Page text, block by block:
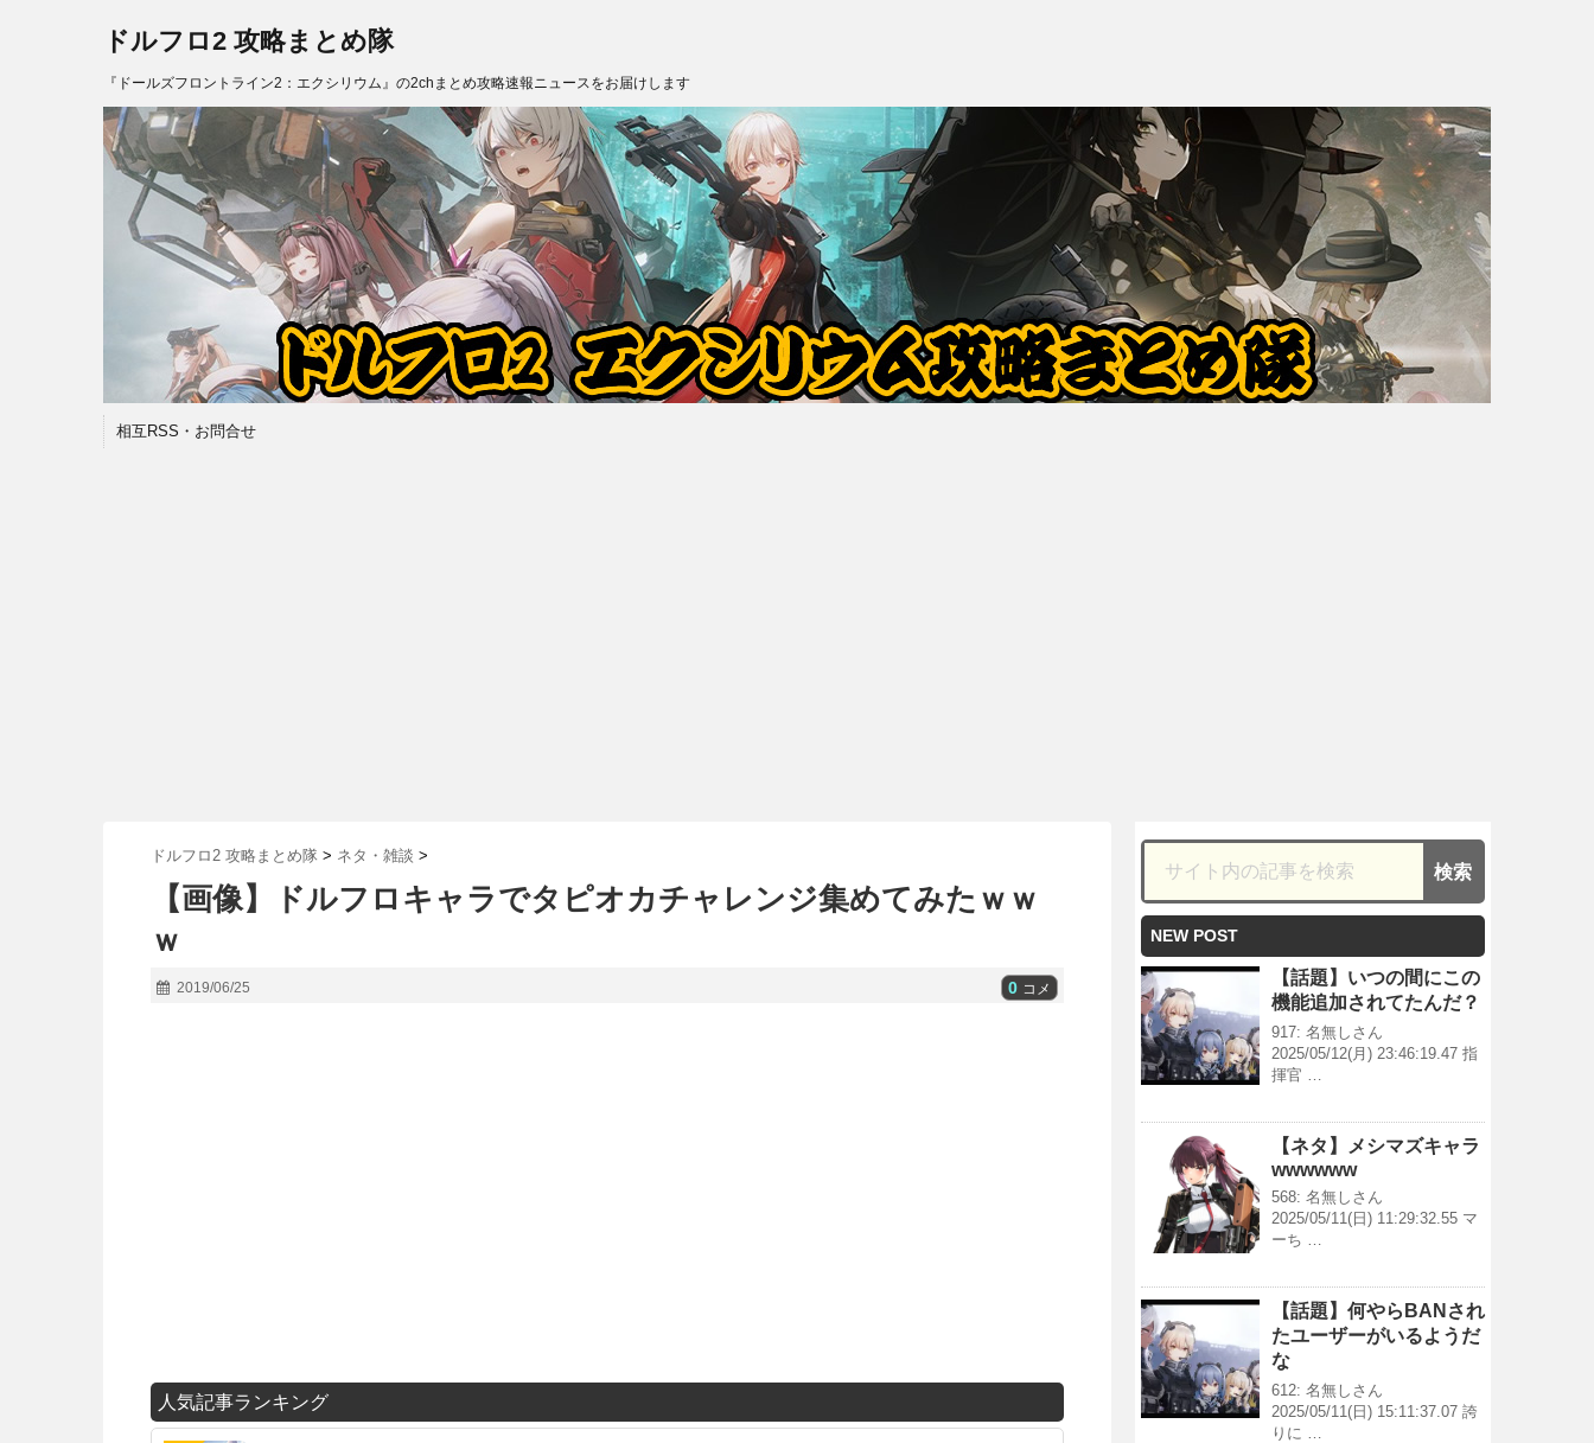
ドルフロ2 攻略まとめ隊
『ドールズフロントライン2：エクシリウム』の2chまとめ攻略速報ニュースをお届けします
相互RSS・お問合せ
ドルフロ2 攻略まとめ隊 > ネタ・雑談 >
【画像】ドルフロキャラでタピオカチャレンジ集めてみたｗｗ
ｗ
2019/06/25 0 コメ
人気記事ランキング
NEW POST
【話題】いつの間にこの
機能追加されてたんだ？
917: 名無しさん
2025/05/12(月) 23:46:19.47 指
揮官 …
【ネタ】メシマズキャラ
wwwwww
568: 名無しさん
2025/05/11(日) 11:29:32.55 マ
ーち …
【話題】何やらBANされ
たユーザーがいるようだ
な
612: 名無しさん
2025/05/11(日) 15:11:37.07 誇
りに …